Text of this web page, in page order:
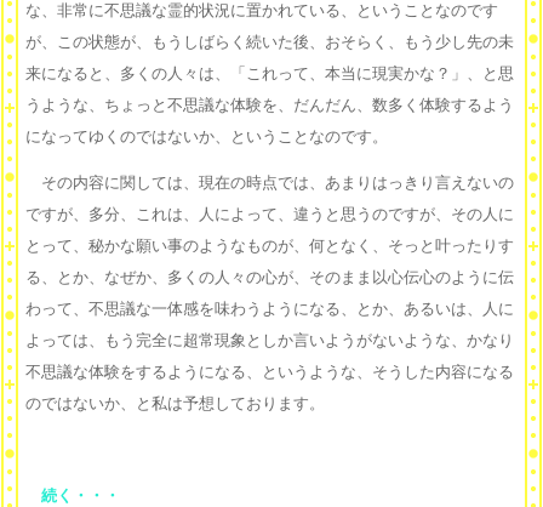
な、非常に不思議な霊的状況に置かれている、ということなのです
が、この状態が、もうしばらく続いた後、おそらく、もう少し先の未
来になると、多くの人々は、「これって、本当に現実かな？」、と思
うような、ちょっと不思議な体験を、だんだん、数多く体験するよう
になってゆくのではないか、ということなのです。
その内容に関しては、現在の時点では、あまりはっきり言えないの
ですが、多分、これは、人によって、違うと思うのですが、その人に
とって、秘かな願い事のようなものが、何となく、そっと叶ったりす
る、とか、なぜか、多くの人々の心が、そのまま以心伝心のように伝
わって、不思議な一体感を味わうようになる、とか、あるいは、人に
よっては、もう完全に超常現象としか言いようがないような、かなり
不思議な体験をするようになる、というような、そうした内容になる
のではないか、と私は予想しております。
続く・・・